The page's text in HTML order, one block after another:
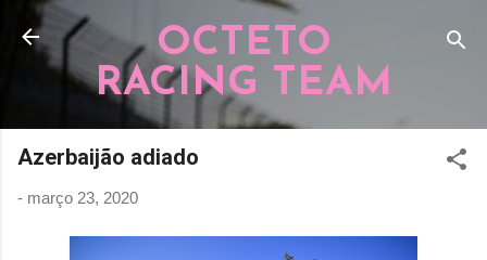
Pular para o conteúdo principal
OCTETO
RACING TEAM
Azerbaijão adiado
- março 23, 2020